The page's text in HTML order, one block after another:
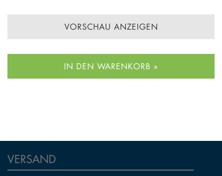
VORSCHAU ANZEIGEN
IN DEN WARENKORB »
VERSAND